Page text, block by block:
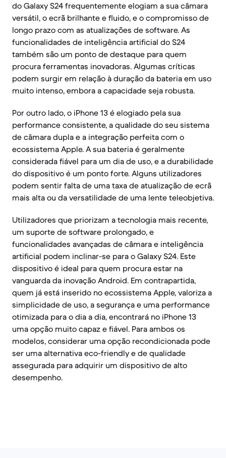
do Galaxy S24 frequentemente elogiam a sua câmara
versátil, o ecrã brilhante e fluido, e o compromisso de
longo prazo com as atualizações de software. As
funcionalidades de inteligência artificial do S24
também são um ponto de destaque para quem
procura ferramentas inovadoras. Algumas críticas
podem surgir em relação à duração da bateria em uso
muito intenso, embora a capacidade seja robusta.
Por outro lado, o iPhone 13 é elogiado pela sua
performance consistente, a qualidade do seu sistema
de câmara dupla e a integração perfeita com o
ecossistema Apple. A sua bateria é geralmente
considerada fiável para um dia de uso, e a durabilidade
do dispositivo é um ponto forte. Alguns utilizadores
podem sentir falta de uma taxa de atualização de ecrã
mais alta ou da versatilidade de uma lente teleobjetiva.
Utilizadores que priorizam a tecnologia mais recente,
um suporte de software prolongado, e
funcionalidades avançadas de câmara e inteligência
artificial podem inclinar-se para o Galaxy S24. Este
dispositivo é ideal para quem procura estar na
vanguarda da inovação Android. Em contrapartida,
quem já está inserido no ecossistema Apple, valoriza a
simplicidade de uso, a segurança e uma performance
otimizada para o dia a dia, encontrará no iPhone 13
uma opção muito capaz e fiável. Para ambos os
modelos, considerar uma opção recondicionada pode
ser uma alternativa eco-friendly e de qualidade
assegurada para adquirir um dispositivo de alto
desempenho.